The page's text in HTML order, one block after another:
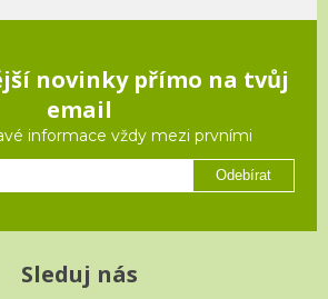
novinky přímo na tvůj
email
informace vždy mezi prvními
Odebírat
Sleduj nás